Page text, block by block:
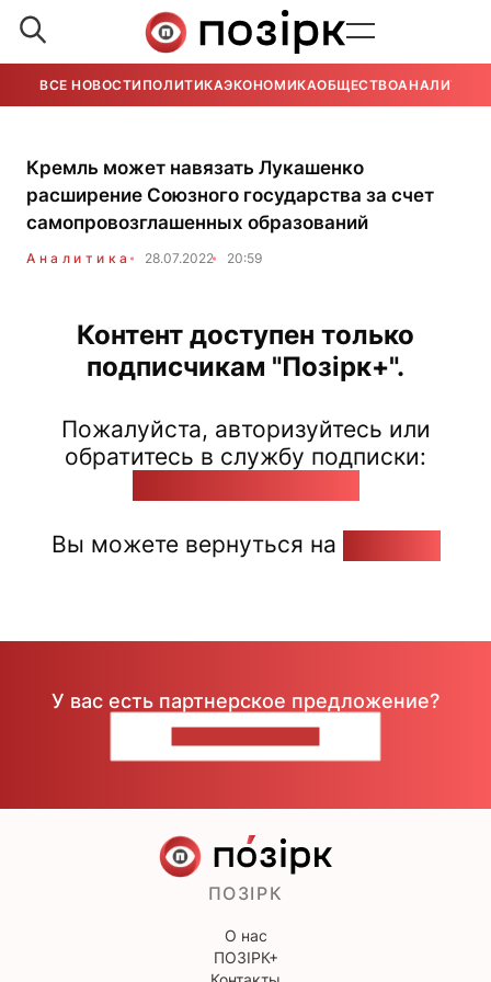
ВСЕ НОВОСТИ ПОЛИТИКАЭКОНОМИКАОБЩЕСТВОАНАЛИТИКА
Кремль может навязать Лукашенко
расширение Союзного государства за счет
самопровозглашенных образований
Аналитика 28.07.2022 20:59
Контент доступен только
подписчикам "Позірк+".
Пожалуйста, авторизуйтесь или
обратитесь в службу подписки:
Вы можете вернуться на
У вас есть партнерское предложение?
ПОЗІРК
О нас
ПОЗІРК+